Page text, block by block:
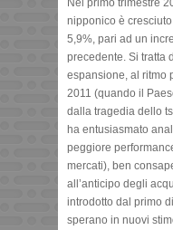
nipponico è
5,9%, pari ad un
precedente. Si tratta
espansione, al ritmo
2011 (quando il
dalla tragedia dello
ha entusiasmato
peggiore
mercati), ben
all’anticipo degli
introdotto dal primo
sperano in nuovi